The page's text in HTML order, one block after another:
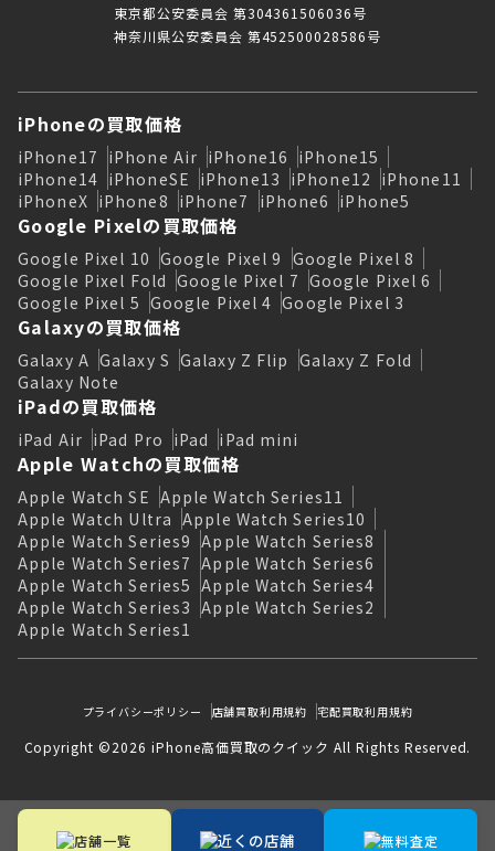
東京都公安委員会 第304361506036号
神奈川県公安委員会 第452500028586号
iPhoneの買取価格
iPhone17 iPhone Air iPhone16 iPhone15
iPhone14 iPhoneSE iPhone13 iPhone12 iPhone11
iPhoneX iPhone8 iPhone7 iPhone6 iPhone5
Google Pixelの買取価格
Google Pixel 10 Google Pixel 9 Google Pixel 8
Google Pixel Fold Google Pixel 7 Google Pixel 6
Google Pixel 5 Google Pixel 4 Google Pixel 3
Galaxyの買取価格
Galaxy A Galaxy S Galaxy Z Flip Galaxy Z Fold
Galaxy Note
iPadの買取価格
iPad Air iPad Pro iPad iPad mini
Apple Watchの買取価格
Apple Watch SE Apple Watch Series11
Apple Watch Ultra Apple Watch Series10
Apple Watch Series9 Apple Watch Series8
Apple Watch Series7 Apple Watch Series6
Apple Watch Series5 Apple Watch Series4
Apple Watch Series3 Apple Watch Series2
Apple Watch Series1
プライバシーポリシー 店舗買取利用規約 宅配買取利用規約
Copyright ©2026 iPhone高価買取のクイック All Rights Reserved.
店舗一覧 近くの店舗 無料査定